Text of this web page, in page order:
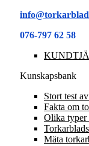
076-797 62 58
Kunskapsbank
Stort test
Fakta om
Olika typer
Mäta